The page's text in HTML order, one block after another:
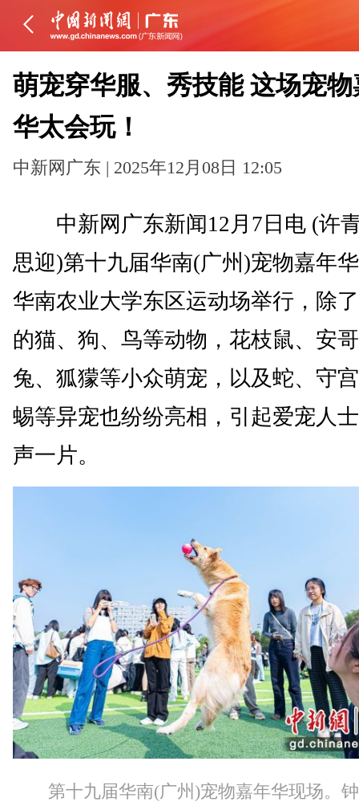
萌宠穿华服、秀技能 这场宠物
华太会玩！
中新网广东 | 2025年12月08日 12:05
中新网广东新闻12月7日电 (许
思迎)第十九届华南(广州)宠物嘉年
华南农业大学东区运动场举行，除
的猫、狗、鸟等动物，花枝鼠、安
兔、狐獴等小众萌宠，以及蛇、守
蜴等异宠也纷纷亮相，引起爱宠人
声一片。
第十九届华南(广州)宠物嘉年华现场。